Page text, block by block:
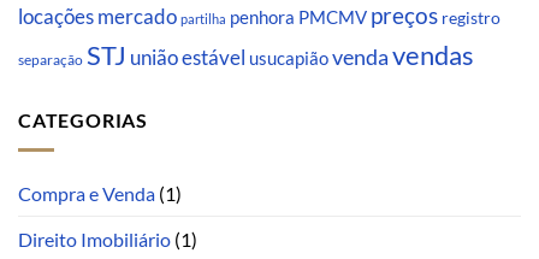
locações mercado partilha penhora PMCMV preços registro
separação STJ união estável usucapiãovendavendas
CATEGORIAS
Compra e Venda (1)
Direito Imobiliário (1)